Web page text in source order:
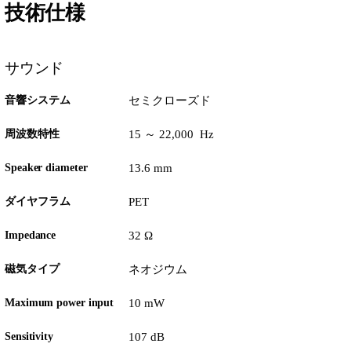
技術仕様
サウンド
音響システム セミクローズド
周波数特性 15 ～ 22,000 Hz
Speaker diameter 13.6 mm
ダイヤフラム PET
Impedance 32 Ω
磁気タイプ ネオジウム
Maximum power input 10 mW
Sensitivity 107 dB